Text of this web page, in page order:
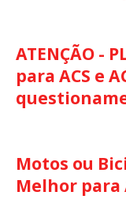
ATENÇÃO -
para ACS e
Motos ou
Melhor para